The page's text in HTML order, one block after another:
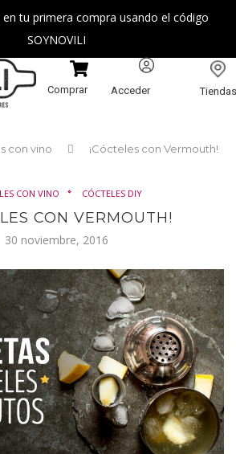
en tu primera compra usando el código
SOYNOVILI
Comprar Acceder Tiendas
con vino ¡Cócteles con Vermouth!
CON VINO CÓCTELES DIY
CON VERMOUTH!
30 noviembre, 2016